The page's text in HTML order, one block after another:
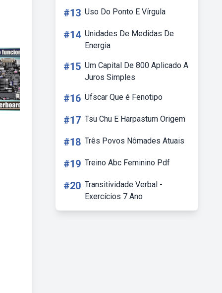
#13 Uso Do Ponto E Vírgula
#14 Unidades De Medidas De
Energia
#15 Um Capital De 800 Aplicado A
Juros Simples
#16 Ufscar Que é Fenotipo
#17 Tsu Chu E Harpastum Origem
#18 Três Povos Nômades Atuais
#19 Treino Abc Feminino Pdf
#20 Transitividade Verbal -
Exercícios 7 Ano